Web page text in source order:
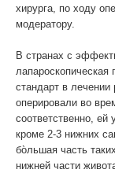
хирурга, по ходу
модератору.
В странах с
лапароскопическая
стандарт в
оперировали во
соответственно,
кроме 2-3 нижних
бо̀льшая часть
нижней части